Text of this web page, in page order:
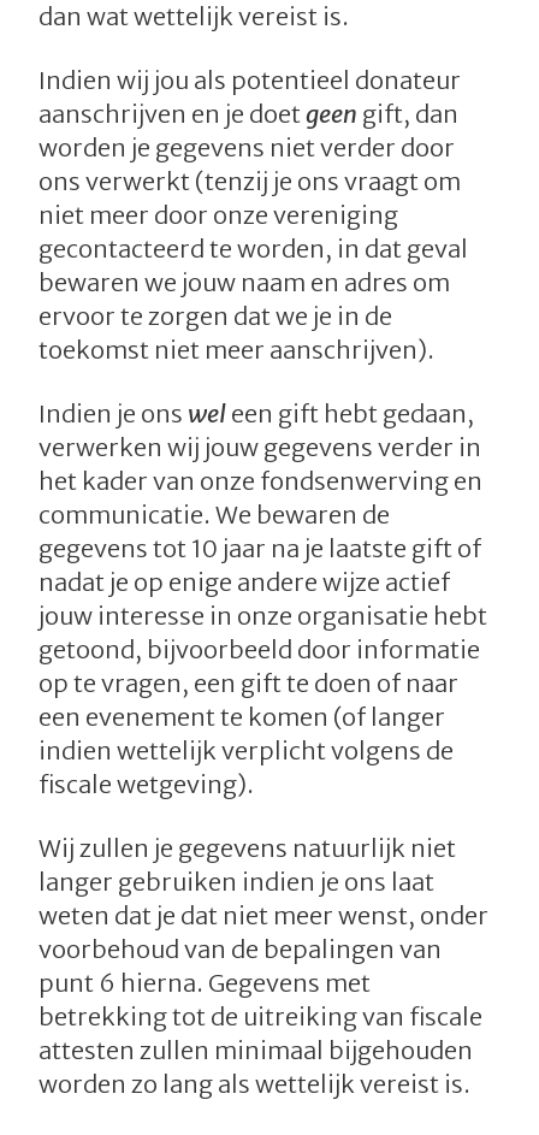
dan wat wettelijk vereist is.
Indien wij jou als potentieel donateur
aanschrijven en je doetgeen gift, dan
worden je gegevens niet verder door
ons verwerkt (tenzij je ons vraagt om
niet meer door onze vereniging
gecontacteerd te worden, in dat geval
bewaren we jouw naam en adres om
ervoor te zorgen dat we je in de
toekomst niet meer aanschrijven).
Indien je ons wel een gift hebt gedaan,
verwerken wij jouw gegevens verder in
het kader van onze fondsenwerving en
communicatie. We bewaren de
gegevens tot 10 jaar na je laatste gift of
nadat je op enige andere wijze actief
jouw interesse in onze organisatie hebt
getoond, bijvoorbeeld door informatie
op te vragen, een gift te doen of naar
een evenement te komen (of langer
indien wettelijk verplicht volgens de
fiscale wetgeving).
Wij zullen je gegevens natuurlijk niet
langer gebruiken indien je ons laat
weten dat je dat niet meer wenst, onder
voorbehoud van de bepalingen van
punt 6 hierna. Gegevens met
betrekking tot de uitreiking van fiscale
attesten zullen minimaal bijgehouden
worden zo lang als wettelijk vereist is.